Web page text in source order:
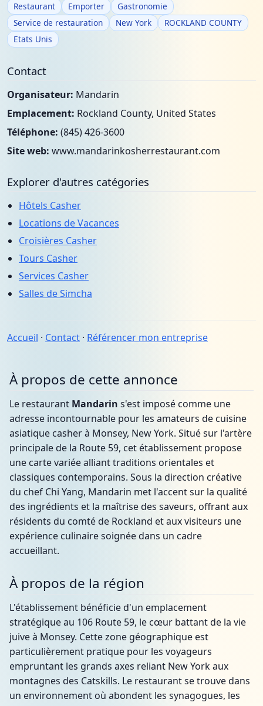
Restaurant
Emporter
Gastronomie
Service de restauration
New York
ROCKLAND COUNTY
Etats Unis
Contact
Organisateur: Mandarin
Emplacement: Rockland County, United States
Téléphone: (845) 426-3600
Site web: www.mandarinkosherrestaurant.com
Explorer d'autres catégories
Hôtels Casher
Locations de Vacances
Croisières Casher
Tours Casher
Services Casher
Salles de Simcha
Accueil · Contact · Référencer mon entreprise
À propos de cette annonce
Le restaurant Mandarin s'est imposé comme une
adresse incontournable pour les amateurs de cuisine
asiatique casher à Monsey, New York. Situé sur l'artère
principale de la Route 59, cet établissement propose
une carte variée alliant traditions orientales et
classiques contemporains. Sous la direction créative
du chef Chi Yang, Mandarin met l'accent sur la qualité
des ingrédients et la maîtrise des saveurs, offrant aux
résidents du comté de Rockland et aux visiteurs une
expérience culinaire soignée dans un cadre
accueillant.
À propos de la région
L'établissement bénéficie d'un emplacement
stratégique au 106 Route 59, le cœur battant de la vie
juive à Monsey. Cette zone géographique est
particulièrement pratique pour les voyageurs
empruntant les grands axes reliant New York aux
montagnes des Catskills. Le restaurant se trouve dans
un environnement où abondent les synagogues, les